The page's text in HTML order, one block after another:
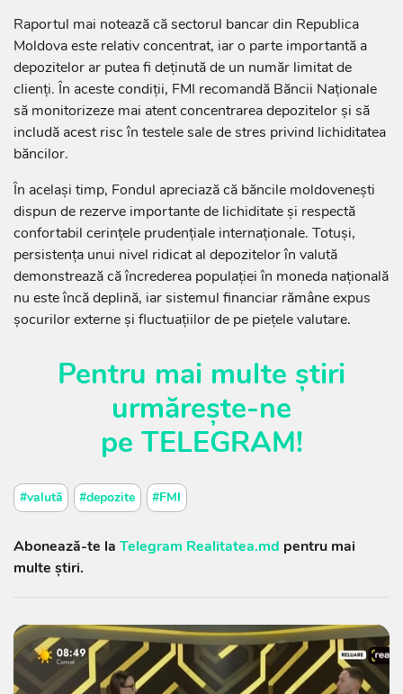
Raportul mai notează că sectorul bancar din Republica
Moldova este relativ concentrat, iar o parte importantă a
depozitelor ar putea fi deținută de un număr limitat de
clienți. În aceste condiții, FMI recomandă Băncii Naționale
să monitorizeze mai atent concentrarea depozitelor și să
includă acest risc în testele sale de stres privind lichiditatea
băncilor.
În același timp, Fondul apreciază că băncile moldovenești
dispun de rezerve importante de lichiditate și respectă
confortabil cerințele prudențiale internaționale. Totuși,
persistența unui nivel ridicat al depozitelor în valută
demonstrează că încrederea populației în moneda națională
nu este încă deplină, iar sistemul financiar rămâne expus
șocurilor externe și fluctuațiilor de pe piețele valutare.
Pentru mai multe știri
urmărește-ne
pe TELEGRAM!
#valută #depozite #FMI
Abonează-te la Telegram Realitatea.md pentru mai
multe știri.